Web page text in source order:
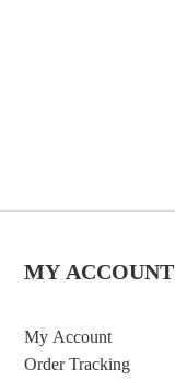
MY ACCOUNT
My Account
Order Tracking